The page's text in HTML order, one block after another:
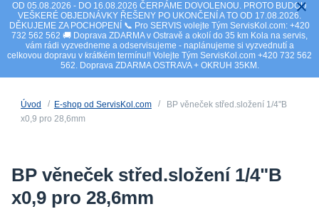
OD 05.08.2026 - DO 16.08.2026 ČERPÁME DOVOLENOU. PROTO BUDOU
VEŠKERÉ OBJEDNÁVKY ŘEŠENY PO UKONČENÍ A TO OD 17.08.2026.
DĚKUJEME ZA POCHOPENÍ 📞 Pro SERVIS volejte Tým ServisKol.com: +420
732 562 562 🚚 Doprava ZDARMA v Ostravě a okolí do 35 km Kola na servis,
vám rádi vyzvedneme a odservisujeme - naplánujeme si vyzvednutí a
celkovou dopravu v krátkém termínu!! Volejte Tým ServisKol.com +420 732 562
562. Doprava ZDARMA OSTRAVA + OKRUH 35KM.
Úvod E-shop od ServisKol.com
BP věneček střed.složení 1/4"B
x0,9 pro 28,6mm
BP věneček střed.složení 1/4"B
x0,9 pro 28,6mm